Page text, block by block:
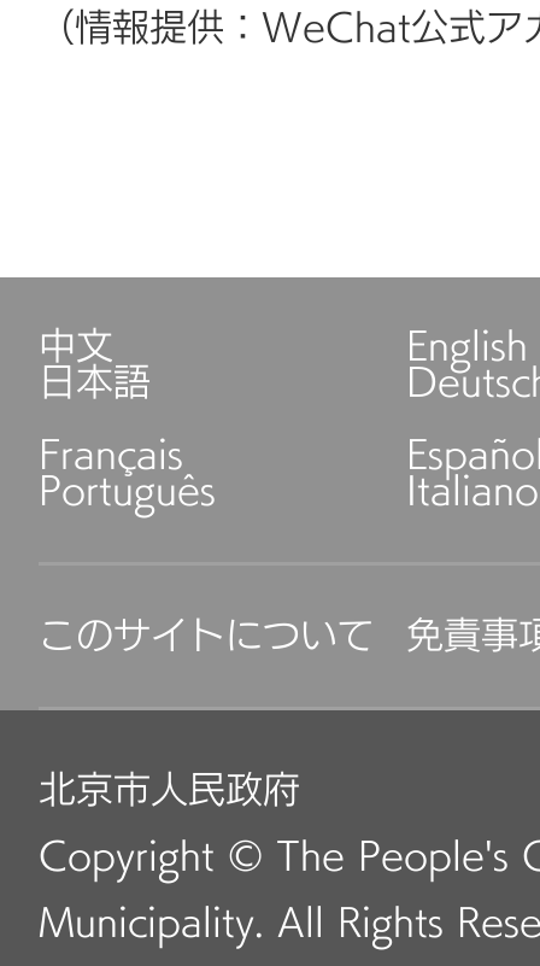
（情報提供：WeChat公式
中文 English
日本語
Français
Português Italiano
このサイトについて 免責事
北京市人民政府
Copyright © The People's
Municipality. All Rights